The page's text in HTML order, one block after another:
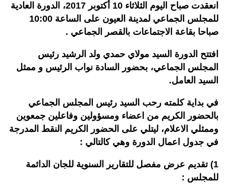
انعقدت صباح اليوم الثلاثاء 10 أكتوبر 2017، الدورة العادية
للمجلس الجماعي لمدينة العيون على الساعة 10:00
صباحا بقاعة الاجتماعات بالقصر الجماعي .
افتتح الدورة السيد مولاي حمدي ولد الرشيد رئيس
المجلس الجماعي، بحضور السادة نواب الرئيس و ممثل
السيد العامل.
في بداية كلمته رحب السيد رئيس المجلس الجماعي
بالحضور الكريم من اعضاء ومسؤولين وفاعلين جمعوين
وممثلي الاعلام، ليتلي على الحضور الكريم النقط المدرجة
في جدول اعمال الدورة وهي كالتالي :
1) تقديم عرض مفصل للتقارير السنوية للجان الدائمة
للمجلس :